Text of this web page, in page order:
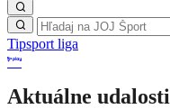
Tipsport liga
Aktuálne udalosti